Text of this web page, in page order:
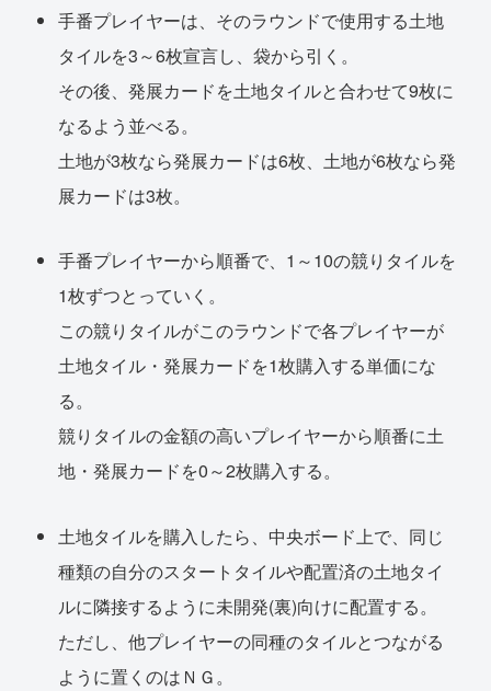
手番プレイヤーは、そのラウンドで使用する土地
タイルを3～6枚宣言し、袋から引く。
その後、発展カードを土地タイルと合わせて9枚に
なるよう並べる。
土地が3枚なら発展カードは6枚、土地が6枚なら発
展カードは3枚。
手番プレイヤーから順番で、1～10の競りタイルを
1枚ずつとっていく。
この競りタイルがこのラウンドで各プレイヤーが
土地タイル・発展カードを1枚購入する単価にな
る。
競りタイルの金額の高いプレイヤーから順番に土
地・発展カードを0～2枚購入する。
土地タイルを購入したら、中央ボード上で、同じ
種類の自分のスタートタイルや配置済の土地タイ
ルに隣接するように未開発(裏)向けに配置する。
ただし、他プレイヤーの同種のタイルとつながる
ように置くのはＮＧ。